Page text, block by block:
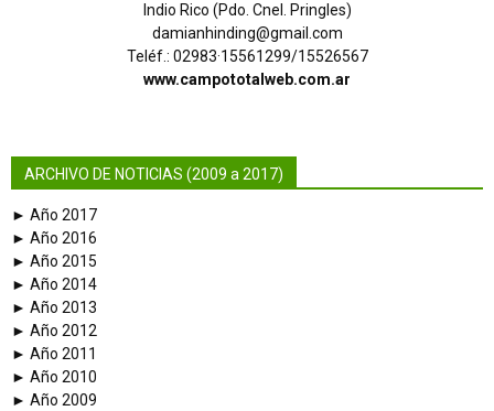
Indio Rico (Pdo. Cnel. Pringles)
damianhinding@gmail.com
Teléf.: 02983·15561299/15526567
www.campototalweb.com.ar
ARCHIVO DE NOTICIAS (2009 a 2017)
► Año 2017
► Año 2016
► Año 2015
► Año 2014
► Año 2013
► Año 2012
► Año 2011
► Año 2010
► Año 2009